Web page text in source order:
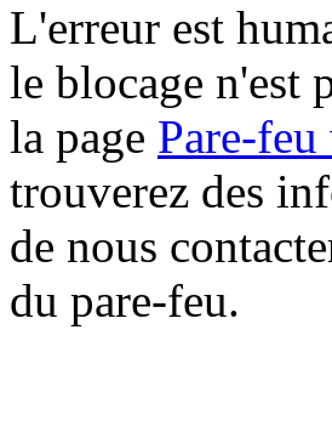
L'erreur est
le blocage n'est
la page Pare-
trouverez des
de nous
du pare-feu.